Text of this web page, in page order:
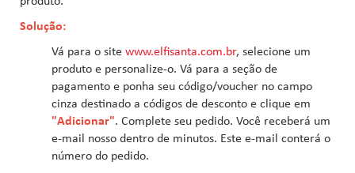
Solução:
Vá para o site www.elfisanta.com.br, selecione um
produto e personalize-o. Vá para a seção de
pagamento e ponha seu código/voucher no campo
cinza destinado a códigos de desconto e clique em
"Adicionar". Complete seu pedido. Você receberá um
e-mail nosso dentro de minutos. Este e-mail conterá o
número do pedido.